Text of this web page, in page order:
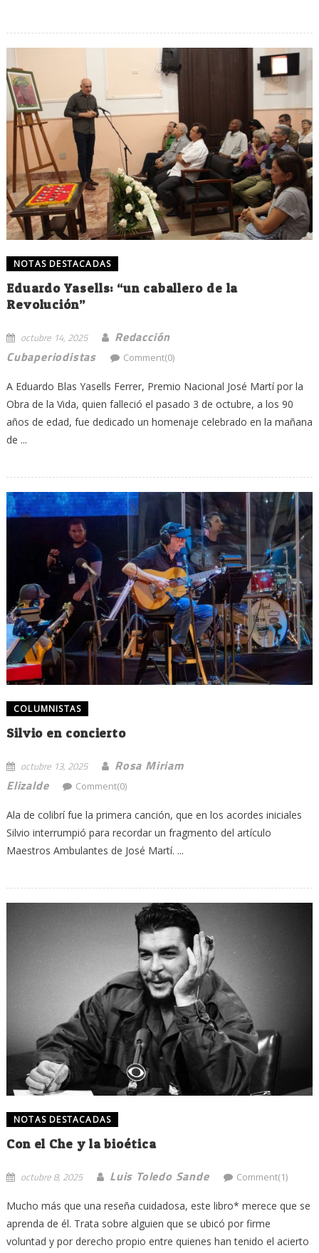
NOTAS DESTACADAS
Eduardo Yasells: “un caballero de la
Revolución”
octubre 14, 2025
Redacción
Cubaperiodistas
Comment(0)
A Eduardo Blas Yasells Ferrer, Premio Nacional José Martí por la
Obra de la Vida, quien falleció el pasado 3 de octubre, a los 90
años de edad, fue dedicado un homenaje celebrado en la mañana
de ...
COLUMNISTAS
Silvio en concierto
octubre 13, 2025
Rosa Miriam
Elizalde
Comment(0)
Ala de colibrí fue la primera canción, que en los acordes iniciales
Silvio interrumpió para recordar un fragmento del artículo
Maestros Ambulantes de José Martí. ...
NOTAS DESTACADAS
Con el Che y la bioética
octubre 8, 2025 Luis Toledo Sande Comment(1)
Mucho más que una reseña cuidadosa, este libro* merece que se
aprenda de él. Trata sobre alguien que se ubicó por firme
voluntad y por derecho propio entre quienes han tenido el acierto